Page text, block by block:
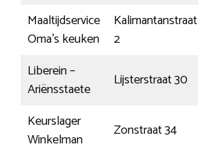
Maaltijdservice
Oma’s keuken
Kalimantanstraat
2
Liberein –
Ariënsstaete
Lijsterstraat 30
Keurslager
Winkelman
Zonstraat 34